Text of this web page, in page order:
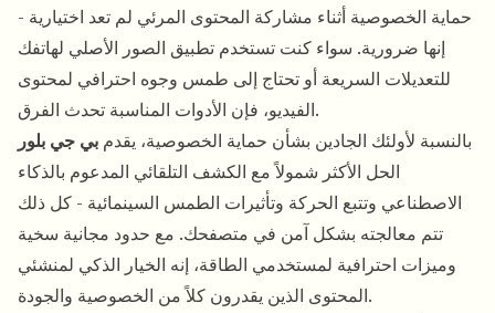
حماية الخصوصية أثناء مشاركة المحتوى المرئي لم تعد اختيارية -
إنها ضرورية. سواء كنت تستخدم تطبيق الصور الأصلي لهاتفك
للتعديلات السريعة أو تحتاج إلى طمس وجوه احترافي لمحتوى
الفيديو، فإن الأدوات المناسبة تحدث الفرق.
بالنسبة لأولئك الجادين بشأن حماية الخصوصية، يقدم بي جي بلور
الحل الأكثر شمولاً مع الكشف التلقائي المدعوم بالذكاء
الاصطناعي وتتبع الحركة وتأثيرات الطمس السينمائية - كل ذلك
تتم معالجته بشكل آمن في متصفحك. مع حدود مجانية سخية
وميزات احترافية لمستخدمي الطاقة، إنه الخيار الذكي لمنشئي
المحتوى الذين يقدرون كلاً من الخصوصية والجودة.